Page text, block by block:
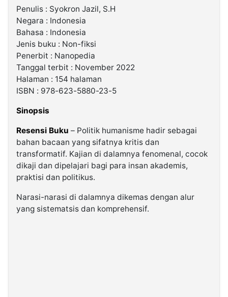
Penulis : Syokron Jazil, S.H
Negara : Indonesia
Bahasa : Indonesia
Jenis buku : Non-fiksi
Penerbit : Nanopedia
Tanggal terbit : November 2022
Halaman : 154 halaman
ISBN : 978-623-5880-23-5
Sinopsis
Resensi Buku – Politik humanisme hadir sebagai
bahan bacaan yang sifatnya kritis dan
transformatif. Kajian di dalamnya fenomenal, cocok
dikaji dan dipelajari bagi para insan akademis,
praktisi dan politikus.
Narasi-narasi di dalamnya dikemas dengan alur
yang sistematsis dan komprehensif.